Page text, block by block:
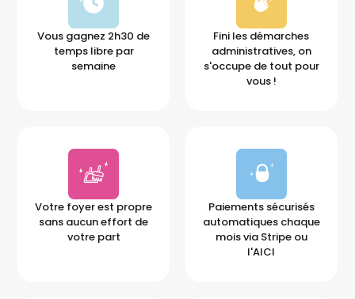
Vous gagnez 2h30 de
temps libre par
semaine
Fini les démarches
administratives, on
s'occupe de tout pour
vous !
Votre foyer est propre
sans aucun effort de
votre part
Paiements sécurisés
automatiques chaque
mois via Stripe ou
l'AICI